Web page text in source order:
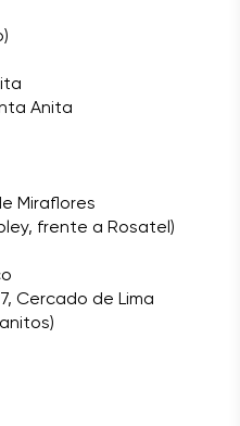
Anita
Miraflores
frente a Rosatel)
Cercado de Lima